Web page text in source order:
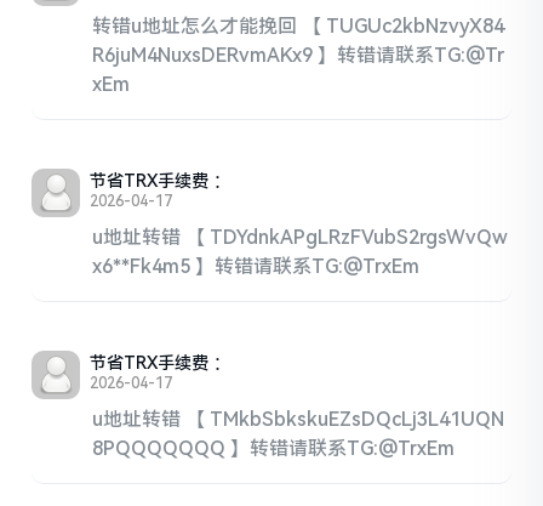
转错u地址怎么才能挽回 【 TUGUc2kbNzvyX84
R6juM4NuxsDERvmAKx9 】转错请联系TG:@Tr
xEm
节省TRX手续费 ：
2026-04-17
u地址转错 【 TDYdnkAPgLRzFVubS2rgsWvQw
x6**Fk4m5 】转错请联系TG:@TrxEm
节省TRX手续费 ：
2026-04-17
u地址转错 【 TMkbSbkskuEZsDQcLj3L41UQN
8PQQQQQQQ 】转错请联系TG:@TrxEm